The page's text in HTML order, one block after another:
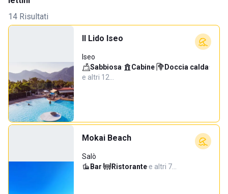
14 Risultati
Il Lido Iseo
Iseo
Sabbiosa· Cabine· Doccia calda·
e altri 12…
Mokai Beach
Salò
Bar· Ristorante·e altri 7…